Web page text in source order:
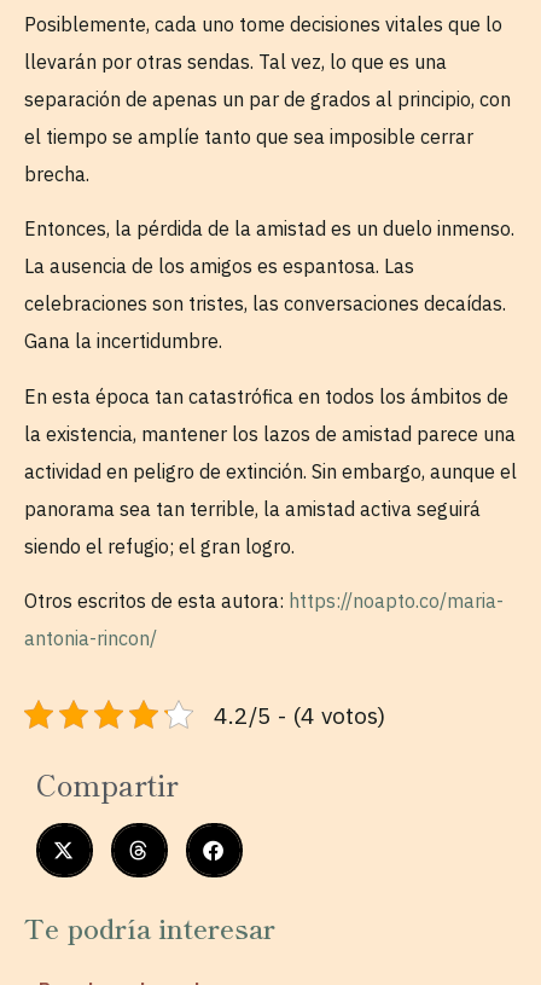
Posiblemente, cada uno tome decisiones vitales que lo
llevarán por otras sendas. Tal vez, lo que es una
separación de apenas un par de grados al principio, con
el tiempo se amplíe tanto que sea imposible cerrar
brecha.
Entonces, la pérdida de la amistad es un duelo inmenso.
La ausencia de los amigos es espantosa. Las
celebraciones son tristes, las conversaciones decaídas.
Gana la incertidumbre.
En esta época tan catastrófica en todos los ámbitos de
la existencia, mantener los lazos de amistad parece una
actividad en peligro de extinción. Sin embargo, aunque el
panorama sea tan terrible, la amistad activa seguirá
siendo el refugio; el gran logro.
Otros escritos de esta autora: https://noapto.co/maria-
antonia-rincon/
4.2/5 - (4 votos)
Compartir
Te podría interesar